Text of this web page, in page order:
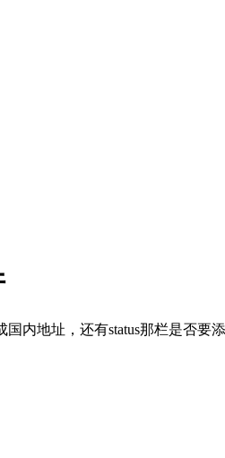
内地址，还有status那栏是否要